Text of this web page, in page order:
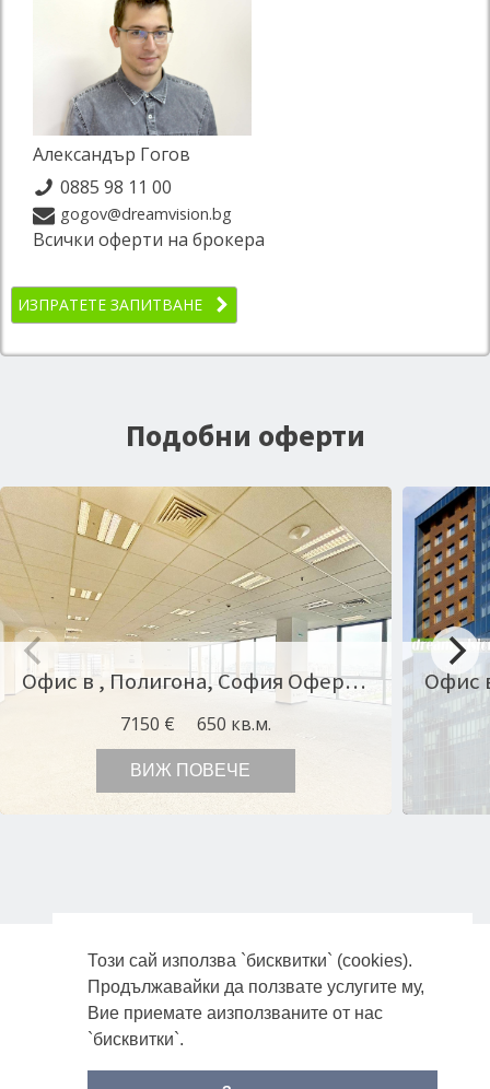
Този сай използва `бисквитки` (cookies).
Продължавайки да ползвате услугите му,
Вие приемате аизползваните от нас
`бисквитки`.
Александър Гогов
0885 98 11 00
gogov@dreamvision.bg
Всички оферти на брокера
ИЗПРАТЕТЕ ЗАПИТВАНЕ
Подобни оферти
Офис в , Полигона, София Оферта № 11339
7150 € 650 кв.м.
ВИЖ ПОВЕЧЕ
ПОЛИТИКА ЗА ЗАЩИТА НА ЛИЧНИТЕ ДАННИ
С помощта на Mythfinity